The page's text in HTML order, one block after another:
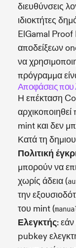
διευθύνσεις
ιδιοκτήτες
ElGamal Proof
αποδείξεων
να
πρόγραμμα
Αποφάσεις που
Η επέκταση
mint και δεν
Κατά τη
Πολιτική
μπορούν να
χωρίς άδεια (
την
του mint (
Ελεγκτής:
pubkey